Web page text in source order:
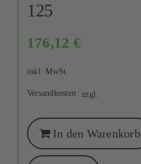
125
176,12 €
inkl. MwSt.
zzgl.
Versandkosten
In den Warenkorb